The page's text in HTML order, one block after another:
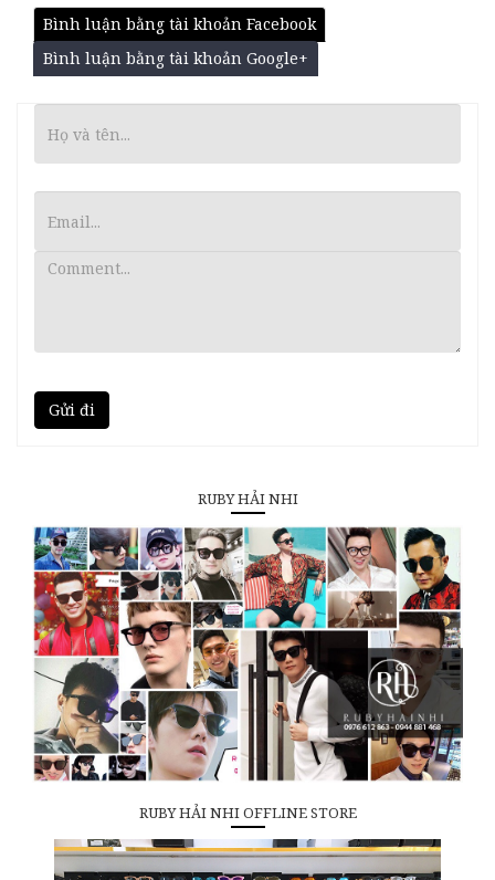
Bình luận bằng tài khoản Facebook
Bình luận bằng tài khoản Google+
Gửi đi
RUBY HẢI NHI
RUBY HẢI NHI OFFLINE STORE